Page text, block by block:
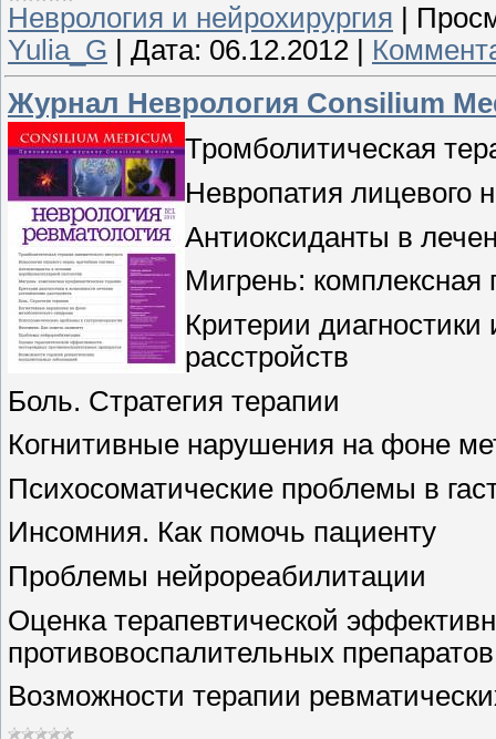
Неврология и нейрохирургия
Yulia_G
Дата: 06.12.2012
Журнал Неврология Consilium
Тромболитическая
Невропатия лицевого
Антиоксиданты в
Мигрень: комплексная
Критерии
расстройств
Боль. Стратегия терапии
Когнитивные нарушения на фоне
Психосоматические проблемы в
Инсомния. Как помочь пациенту
Проблемы нейрореабилитации
Оценка терапевтической
противовоспалительных препаратов
Возможности терапии